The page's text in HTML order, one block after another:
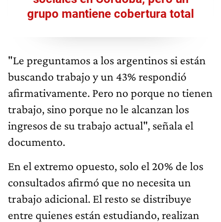
grupo mantiene cobertura total
"Le preguntamos a los argentinos si están
buscando trabajo y un 43% respondió
afirmativamente. Pero no porque no tienen
trabajo, sino porque no le alcanzan los
ingresos de su trabajo actual", señala el
documento.
En el extremo opuesto, solo el 20% de los
consultados afirmó que no necesita un
trabajo adicional. El resto se distribuye
entre quienes están estudiando, realizan